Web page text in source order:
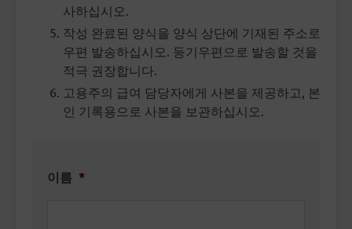
사하십시오.
작성 완료된 양식을 양식 상단에 기재된 주소로
우편 발송하십시오. 등기우편으로 발송할 것을
적극 권장합니다.
고용주의 급여 담당자에게 사본을 제공하고, 본
인 기록용으로 사본을 보관하십시오.
이름 *